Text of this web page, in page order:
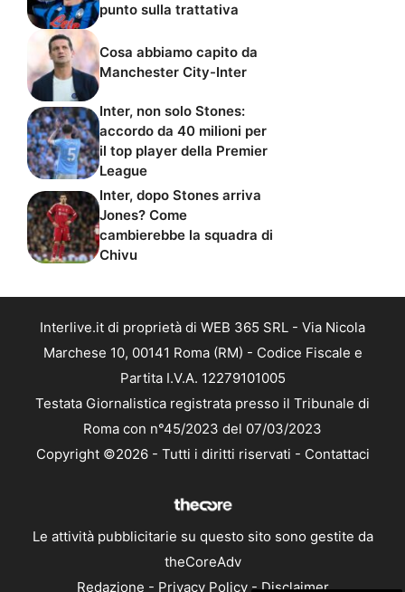
punto sulla trattativa
Cosa abbiamo capito da
Manchester City-Inter
Inter, non solo Stones:
accordo da 40 milioni per
il top player della Premier
League
Inter, dopo Stones arriva
Jones? Come
cambierebbe la squadra di
Chivu
Interlive.it di proprietà di WEB 365 SRL - Via Nicola
Marchese 10, 00141 Roma (RM) - Codice Fiscale e
Partita I.V.A. 12279101005
Testata Giornalistica registrata presso il Tribunale di
Roma con n°45/2023 del 07/03/2023
Copyright ©2026 - Tutti i diritti riservati - Contattaci
Le attività pubblicitarie su questo sito sono gestite da
theCoreAdv
Redazione - Privacy Policy-Disclaimer